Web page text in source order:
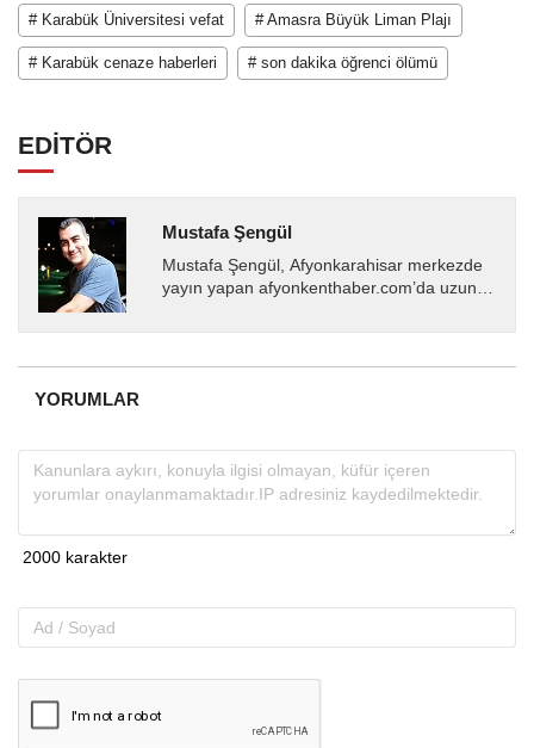
# Karabük Üniversitesi vefat # Amasra Büyük Liman Plajı
# Karabük cenaze haberleri # son dakika öğrenci ölümü
EDİTÖR
Mustafa Şengül
Mustafa Şengül, Afyonkarahisar merkezde
yayın yapan afyonkenthaber.com’da uzun
almakta, haber akışı...
YORUMLAR